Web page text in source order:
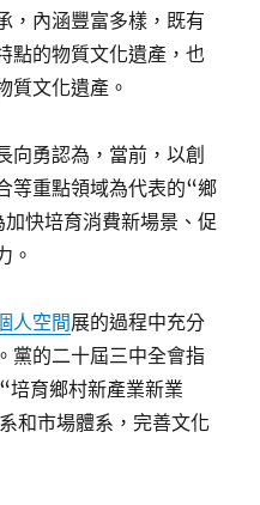
，內涵豐富多樣，既有
點的物質文化遺產，也
質文化遺產。
向勇認為，當前，以創
等重點領域為代表的“鄉
快培育消費新場景、促
。
人空間展的過程中充分
黨的二十屆三中全會指
培育鄉村新產業新業
和市場體系，完善文化